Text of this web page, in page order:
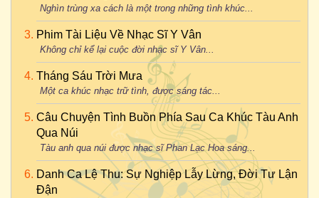
Nghìn trùng xa cách là một trong những tình khúc...
Phim Tài Liệu Về Nhạc Sĩ Y Vân
Không chỉ kể lại cuộc đời nhạc sĩ Y Vân...
Tháng Sáu Trời Mưa
Một ca khúc nhạc trữ tình, được sáng tác...
Câu Chuyện Tình Buồn Phía Sau Ca Khúc Tàu Anh
Qua Núi
Tàu anh qua núi được nhạc sĩ Phan Lạc Hoa sáng...
Danh Ca Lệ Thu: Sự Nghiệp Lẫy Lừng, Đời Tư Lận
Đận